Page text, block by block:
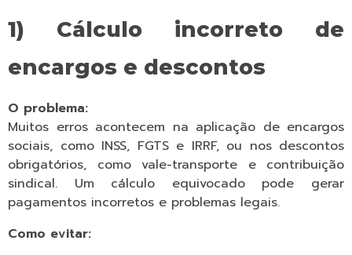
1) Cálculo incorreto de
encargos e descontos
O problema:
Muitos erros acontecem na aplicação de encargos
sociais, como INSS, FGTS e IRRF, ou nos descontos
obrigatórios, como vale-transporte e contribuição
sindical. Um cálculo equivocado pode gerar
pagamentos incorretos e problemas legais.
Como evitar: